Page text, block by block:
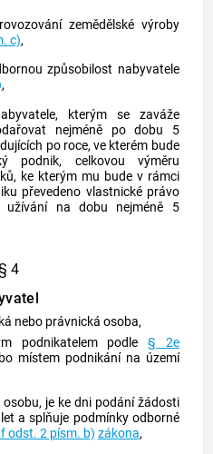
zemědělské výroby
c),
způsobilost nabyvatele
,
kterým se zaváže
nejméně po dobu 5
po roce, ve kterém bude
podnik, celkovou výměru
ke kterým mu bude v rámci
převedeno vlastnické právo
na dobu nejméně 5
4
nebo právnická osoba,
podnikatelem podle§ 2e
místem podnikání na území
osobu, je ke dni podání žádosti
a splňuje podmínky odborné
odst. 2 písm. b) zákona,